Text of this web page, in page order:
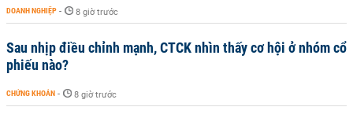
DOANH NGHIỆP - 8 giờ trước
Sau nhịp điều chỉnh mạnh, CTCK nhìn thấy cơ hội ở nhóm cổ
phiếu nào?
CHỨNG KHOÁN - 8 giờ trước